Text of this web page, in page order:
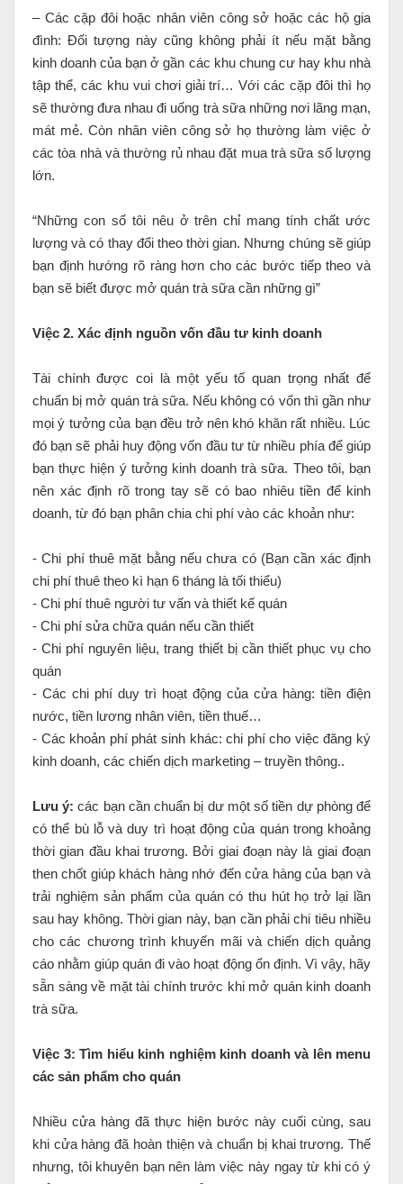
– Các cặp đôi hoặc nhân viên công sở hoặc các hộ gia
đình: Đối tượng này cũng không phải ít nếu mặt bằng
kinh doanh của bạn ở gần các khu chung cư hay khu nhà
tập thể, các khu vui chơi giải trí… Với các cặp đôi thì họ
sẽ thường đưa nhau đi uống trà sữa những nơi lãng mạn,
mát mẻ. Còn nhân viên công sở họ thường làm việc ở
các tòa nhà và thường rủ nhau đặt mua trà sữa số lượng
lớn.
“Những con số tôi nêu ở trên chỉ mang tính chất ước
lượng và có thay đổi theo thời gian. Nhưng chúng sẽ giúp
bạn định hướng rõ ràng hơn cho các bước tiếp theo và
bạn sẽ biết được mở quán trà sữa cần những gì”
Việc 2. Xác định nguồn vốn đầu tư kinh doanh
Tài chính được coi là một yếu tố quan trọng nhất để
chuẩn bị mở quán trà sữa. Nếu không có vốn thì gần như
mọi ý tưởng của bạn đều trở nên khó khăn rất nhiều. Lúc
đó bạn sẽ phải huy động vốn đầu tư từ nhiều phía để giúp
bạn thực hiện ý tưởng kinh doanh trà sữa. Theo tôi, bạn
nên xác định rõ trong tay sẽ có bao nhiêu tiền để kinh
doanh, từ đó bạn phân chia chi phí vào các khoản như:
- Chi phí thuê mặt bằng nếu chưa có (Bạn cần xác định
chi phí thuê theo kì hạn 6 tháng là tối thiểu)
- Chi phí thuê người tư vấn và thiết kế quán
- Chi phí sửa chữa quán nếu cần thiết
- Chi phí nguyên liệu, trang thiết bị cần thiết phục vụ cho
quán
- Các chi phí duy trì hoạt động của cửa hàng: tiền điện
nước, tiền lương nhân viên, tiền thuế…
- Các khoản phí phát sinh khác: chi phí cho việc đăng ký
kinh doanh, các chiến dịch marketing – truyền thông..
Lưu ý: các bạn cần chuẩn bị dư một số tiền dự phòng để
có thể bù lỗ và duy trì hoạt động của quán trong khoảng
thời gian đầu khai trương. Bởi giai đoạn này là giai đoạn
then chốt giúp khách hàng nhớ đến cửa hàng của bạn và
trải nghiệm sản phẩm của quán có thu hút họ trở lại lần
sau hay không. Thời gian này, bạn cần phải chi tiêu nhiều
cho các chương trình khuyến mãi và chiến dịch quảng
cáo nhằm giúp quán đi vào hoạt động ổn định. Vì vậy, hãy
sẵn sàng về mặt tài chính trước khi mở quán kinh doanh
trà sữa.
Việc 3: Tìm hiểu kinh nghiệm kinh doanh và lên menu
các sản phẩm cho quán
Nhiều cửa hàng đã thực hiện bước này cuối cùng, sau
khi cửa hàng đã hoàn thiện và chuẩn bị khai trương. Thế
nhưng, tôi khuyên bạn nên làm việc này ngay từ khi có ý